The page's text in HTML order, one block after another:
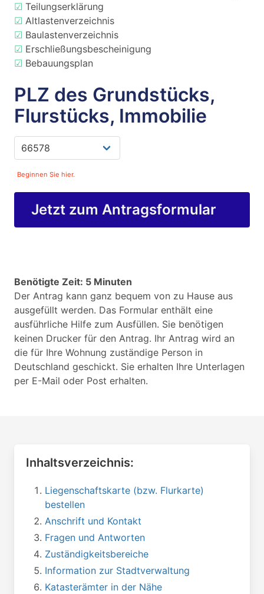
☑ Teilungserklärung
☑ Altlastenverzeichnis
☑ Baulastenverzeichnis
☑ Erschließungsbescheinigung
☑ Bebauungsplan
PLZ des Grundstücks,
Flurstücks, Immobilie
Beginnen Sie hier.
Jetzt zum Antragsformular
Benötigte Zeit: 5 Minuten
Der Antrag kann ganz bequem von zu Hause aus
ausgefüllt werden. Das Formular enthält eine
ausführliche Hilfe zum Ausfüllen. Sie benötigen
keinen Drucker für den Antrag. Ihr Antrag wird an
die für Ihre Wohnung zuständige Person in
Deutschland geschickt. Sie erhalten Ihre Unterlagen
per E-Mail oder Post erhalten.
Inhaltsverzeichnis:
Liegenschaftskarte (bzw. Flurkarte)
bestellen
Anschrift und Kontakt
Fragen und Antworten
Zuständigkeitsbereiche
Information zur Stadtverwaltung
Katasterämter in der Nähe